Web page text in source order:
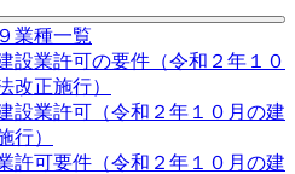
業種一覧
設業許可の要件（令和２年１０
改正施行）
設業許可（令和２年１０月の建
行）
許可要件（令和２年１０月の建